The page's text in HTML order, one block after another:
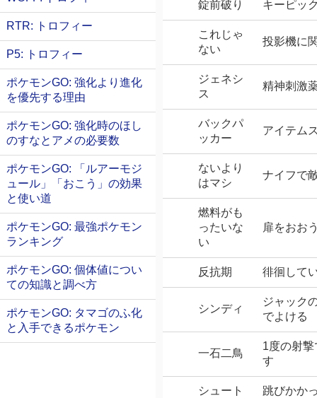
錠前破り キーピッ
これじゃ
ない
投影機に
ジェネシ
ス
精神刺激
バックパ
ッカー
アイテム
ないより
はマシ
ナイフで
燃料がも
ったいな
い
扉をおお
反抗期 徘徊して
シンディ
ジャック
でよける
一石二鳥
1度の射
す
シュート
跳びかか
RTR: トロフィー
P5: トロフィー
ポケモンGO: 強化より進化
を優先する理由
ポケモンGO: 強化時のほし
のすなとアメの必要数
ポケモンGO: 「ルアーモジ
ュール」「おこう」の効果
と使い道
ポケモンGO: 最強ポケモン
ランキング
ポケモンGO: 個体値につい
ての知識と調べ方
ポケモンGO: タマゴのふ化
と入手できるポケモン